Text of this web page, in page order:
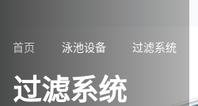
首页 泳池设备 过滤系统
过滤系统